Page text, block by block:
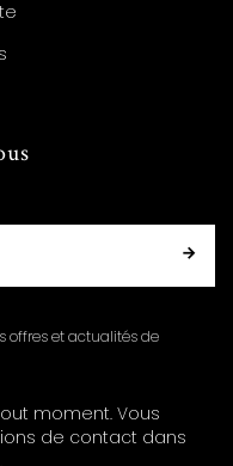
offres et actualités de
moment. Vous
de contact dans